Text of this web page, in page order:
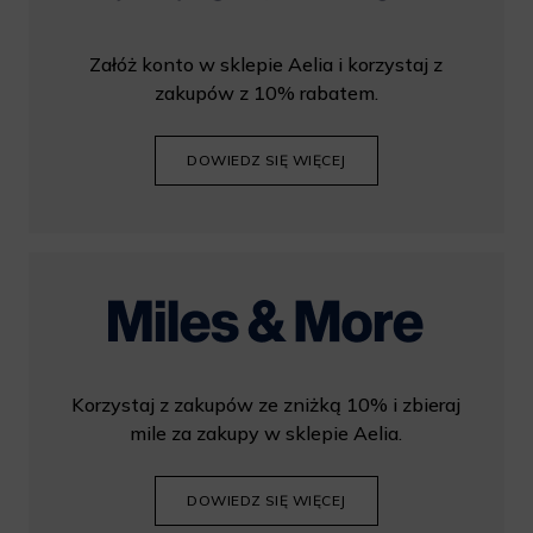
Załóż konto w sklepie Aelia i korzystaj z
zakupów z 10% rabatem.
DOWIEDZ SIĘ WIĘCEJ
Korzystaj z zakupów ze zniżką 10% i zbieraj
mile za zakupy w sklepie Aelia.
DOWIEDZ SIĘ WIĘCEJ